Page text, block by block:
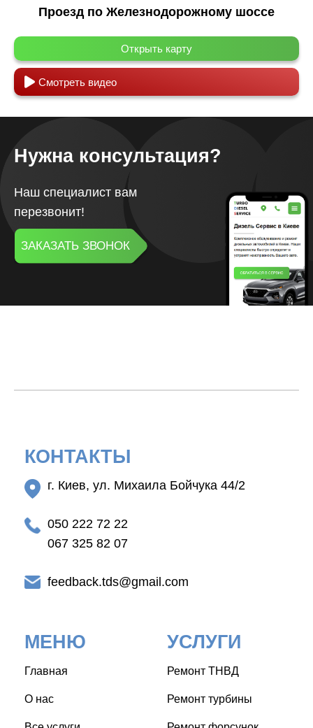
Проезд по Железнодорожному шоссе
Смотреть видео
Открыть карту
Нужна консультация?
Наш специалист вам
перезвонит!
ЗАКАЗАТЬ ЗВОНОК
МЕНЮ
Главная
О нас
КОНТАКТЫ
г. Киев, ул. Михаила Бойчука 44/2
050 222 72 22
067 325 82 07
feedback.tds@gmail.com
УСЛУГИ
Ремонт ТНВД
Ремонт турбины